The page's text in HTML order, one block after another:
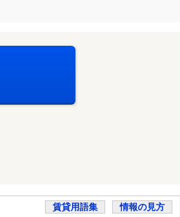
賃貸用語集 情報の見方